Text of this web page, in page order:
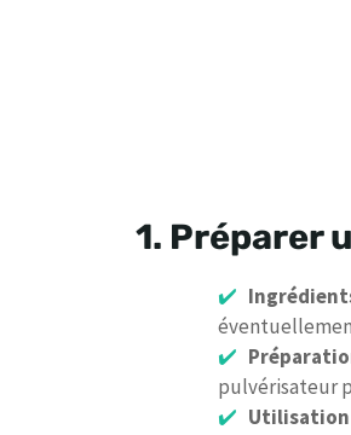
1. Préparer
pulvérisateur
Utilisation